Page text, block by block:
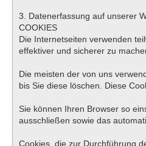
3. Datenerfassung auf unserer
COOKIES
Die Internetseiten verwenden
effektiver und sicherer zu
Die meisten der von uns
bis Sie diese löschen. Diese
Sie können Ihren Browser so
ausschließen sowie das
Cookies, die zur Durchführung